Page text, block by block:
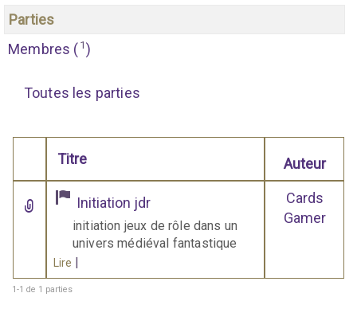
Parties
Membres ( 1 )
Toutes les parties
Comporte des pièces jointes
Titre Auteur
Initiation jdr
initiation jeux de rôle dans un
univers médiéval fantastique
Lire |
Cards
Gamer
1-1 de 1 parties